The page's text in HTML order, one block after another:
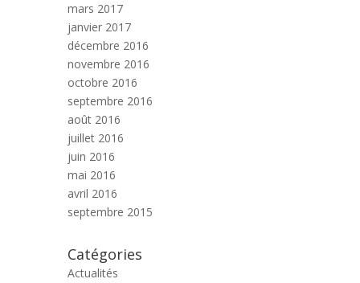
mars 2017
janvier 2017
décembre 2016
novembre 2016
octobre 2016
septembre 2016
août 2016
juillet 2016
juin 2016
mai 2016
avril 2016
septembre 2015
Catégories
Actualités